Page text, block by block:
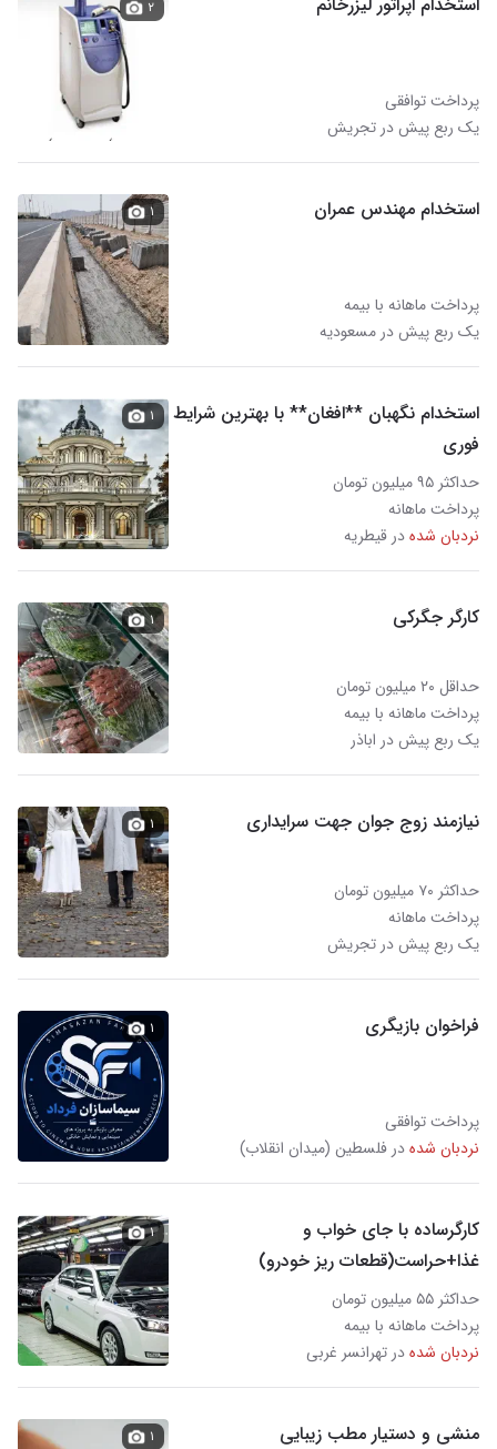
پرداخت توافقی
یک ربع پیش در تجریش
۲
استخدام مهندس عمران
پرداخت ماهانه با بیمه
یک ربع پیش در مسعودیه
۱
استخدام نگهبان **افغان** با بهترین شرایط
فوری
حداکثر ۹۵ میلیون تومان
پرداخت ماهانه
نردبان شدهدر قیطریه
۱
کارگر جگرکی
حداقل ۲۰ میلیون تومان
پرداخت ماهانه با بیمه
یک ربع پیش در اباذر
۱
نیازمند زوج جوان جهت سرایداری
حداکثر ۷۰ میلیون تومان
پرداخت ماهانه
یک ربع پیش در تجریش
۱
فراخوان بازیگری
پرداخت توافقی
نردبان شدهدر فلسطین (میدان انقلاب)
۱
کارگرساده با جای خواب و
غذا+حراست(قطعات ریز خودرو)
حداکثر ۵۵ میلیون تومان
پرداخت ماهانه با بیمه
نردبان شدهدر تهرانسر غربی
۱
منشی و دستیار مطب زیبایی ۱